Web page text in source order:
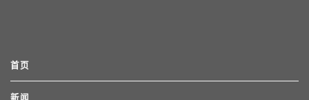
首页
新闻